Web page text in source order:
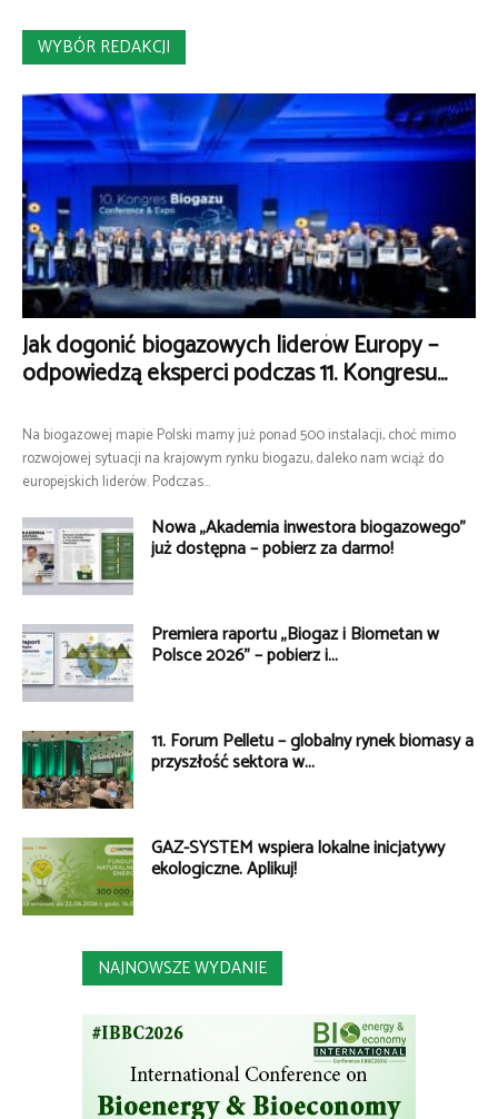
WYBÓR REDAKCJI
Jak dogonić biogazowych liderów Europy –
odpowiedzą eksperci podczas 11. Kongresu...
Na biogazowej mapie Polski mamy już ponad 500 instalacji, choć mimo
rozwojowej sytuacji na krajowym rynku biogazu, daleko nam wciąż do
europejskich liderów. Podczas...
Nowa „Akademia inwestora biogazowego”
już dostępna – pobierz za darmo!
Premiera raportu „Biogaz i Biometan w
Polsce 2026” – pobierz i...
11. Forum Pelletu – globalny rynek biomasy a
przyszłość sektora w...
GAZ-SYSTEM wspiera lokalne inicjatywy
ekologiczne. Aplikuj!
NAJNOWSZE WYDANIE